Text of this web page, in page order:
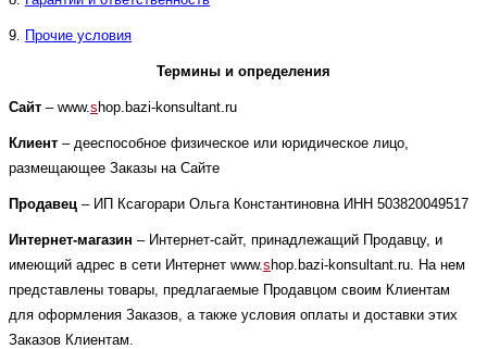
9. Прочие условия
Термины и определения
Сайт – www.shop.bazi-konsultant.ru
Клиент – дееспособное физическое или юридическое лицо,
размещающее Заказы на Сайте
Продавец – ИП Ксагорари Ольга Константиновна ИНН 503820049517
Интернет-магазин – Интернет-сайт, принадлежащий Продавцу, и
имеющий адрес в сети Интернет www.shop.bazi-konsultant.ru . На нем
представлены товары, предлагаемые Продавцом своим Клиентам
для оформления Заказов, а также условия оплаты и доставки этих
Заказов Клиентам.